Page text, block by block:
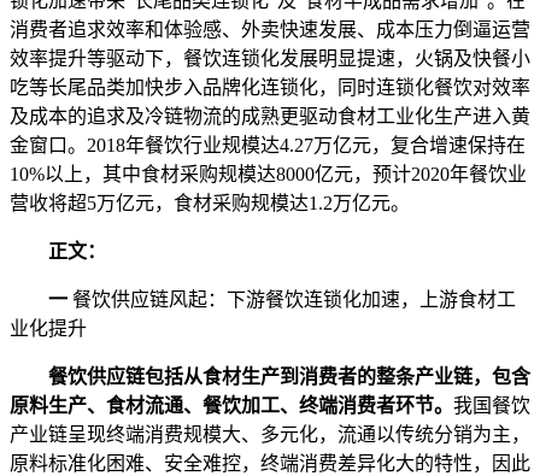
消费者追求效率和体验感、外卖快速发展、成本压力倒逼运营
效率提升等驱动下，餐饮连锁化发展明显提速，火锅及快餐小
吃等长尾品类加快步入品牌化连锁化，同时连锁化餐饮对效率
及成本的追求及冷链物流的成熟更驱动食材工业化生产进入黄
金窗口。2018年餐饮行业规模达4.27万亿元，复合增速保持在
10%以上，其中食材采购规模达8000亿元，预计2020年餐饮业
营收将超5万亿元，食材采购规模达1.2万亿元。
正文：
一 餐饮供应链风起：下游餐饮连锁化加速，上游食材工
业化提升
餐饮供应链包括从食材生产到消费者的整条产业链，包含
原料生产、食材流通、餐饮加工、终端消费者环节。 我国餐饮
产业链呈现终端消费规模大、多元化，流通以传统分销为主，
原料标准化困难、安全难控，终端消费差异化大的特性，因此